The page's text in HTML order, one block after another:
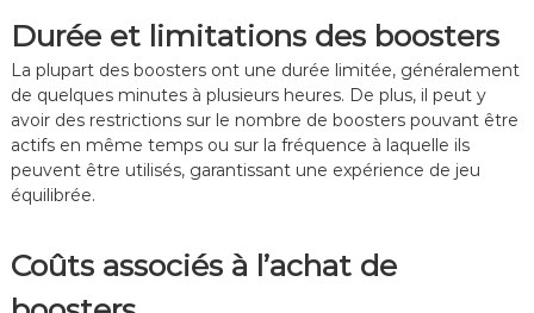
Durée et limitations des boosters
La plupart des boosters ont une durée limitée, généralement
de quelques minutes à plusieurs heures. De plus, il peut y
avoir des restrictions sur le nombre de boosters pouvant être
actifs en même temps ou sur la fréquence à laquelle ils
peuvent être utilisés, garantissant une expérience de jeu
équilibrée.
Coûts associés à l’achat de